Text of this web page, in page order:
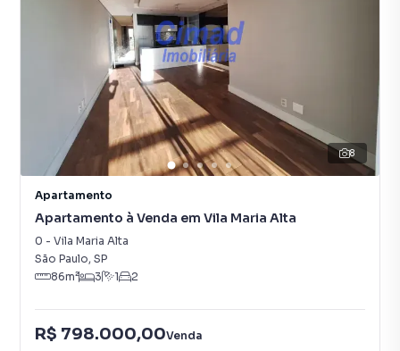
8
Apartamento
Apartamento à Venda em Vila Maria Alta
0 - Vila Maria Alta
São Paulo, SP
86m² 3 1 2
R$ 798.000,00Venda